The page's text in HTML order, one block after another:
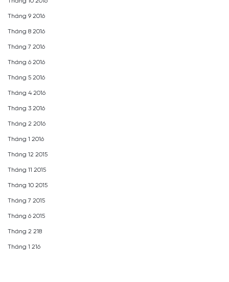
Tháng 9 2016
Tháng 8 2016
Tháng 7 2016
Tháng 6 2016
Tháng 5 2016
Tháng 4 2016
Tháng 3 2016
Tháng 2 2016
Tháng 1 2016
Tháng 12 2015
Tháng 11 2015
Tháng 10 2015
Tháng 7 2015
Tháng 6 2015
Tháng 2 218
Tháng 1 216